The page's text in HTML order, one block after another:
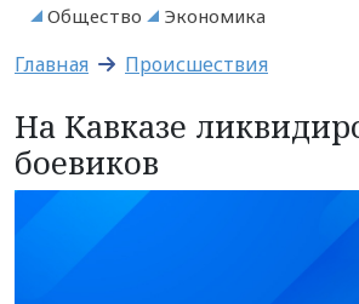
Общество
Экономика
Главная Происшествия
На Кавказе
боевиков